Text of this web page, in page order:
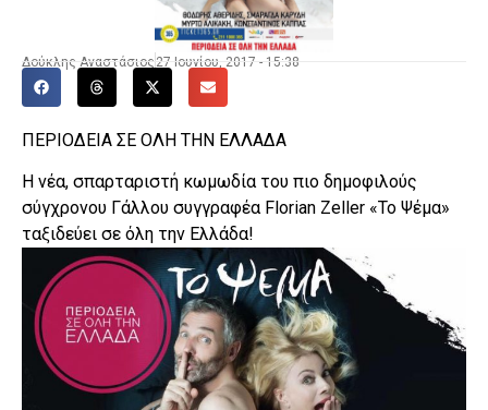
Δούκλης Αναστάσιος 27 Ιουνίου, 2017 - 15:38
ΠΕΡΙΟΔΕΙΑ ΣΕ ΟΛΗ ΤΗΝ ΕΛΛΑΔΑ
Η νέα, σπαρταριστή κωμωδία του πιο δημοφιλούς
σύγχρονου Γάλλου συγγραφέα Florian Zeller «Το Ψέμα»
ταξιδεύει σε όλη την Ελλάδα!